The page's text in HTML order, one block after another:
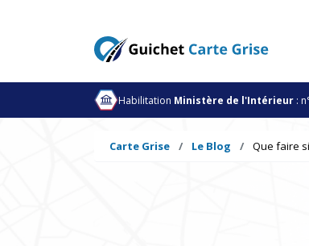
Habilitation Ministère de l'Intérieur :
Carte Grise Le Blog Que faire